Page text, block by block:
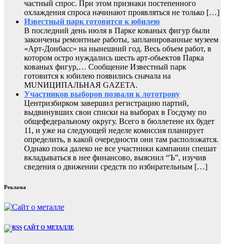
частный спрос. При этом признаки постепенного
охлаждения спроса начинают проявляться не только […]
Известный парк готовится к юбилею
В последний день июля в Парке кованых фигур были
закончены ремонтные работы, запланированные музеем
«Арт-Донбасс» на нынешний год. Весь объем работ, в
котором остро нуждались шесть арт-обьектов Парка
кованых фигур,… Сообщение Известный парк
готовится к юбилею появились сначала на
MUNИЦИПАЛЬНАЯ GAZЕТА.
Участников выборов позвали к лототрону
Центризбирком завершил регистрацию партий,
выдвинувших свои списки на выборах в Госдуму по
общефедеральному округу. Всего в бюллетене их будет
11, и уже на следующей неделе комиссия планирует
определить, в какой очередности они там расположатся.
Однако пока далеко не все участники кампании спешат
вкладываться в нее финансово, выяснил “Ъ”, изучив
сведения о движении средств по избирательным […]
Реклама
САЙТ О МЕТАЛЛЕ